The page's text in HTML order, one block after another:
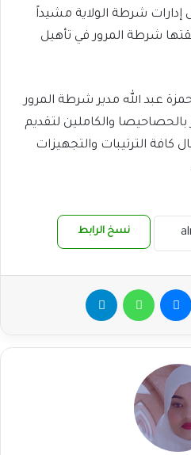
إدارات شرطة الولاية مشيداً
شرطة المرور في تأهيل
عبد الله مدير شرطة المرور
بالحصاحيصا والكاملين لتقديم
كافة الترتيبات والتجهيزات
نسخ الرابط
ماسنجر واتساب